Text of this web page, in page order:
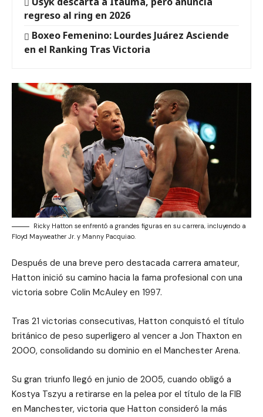
regreso al ring en 2026
Boxeo Femenino: Lourdes Juárez Asciende
en el Ranking Tras Victoria
Ricky Hatton se enfrentó a grandes figuras en su carrera, incluyendo a
Floyd Mayweather Jr. y Manny Pacquiao.
Después de una breve pero destacada carrera amateur,
Hatton inició su camino hacia la fama profesional con una
victoria sobre Colin McAuley en 1997.
Tras 21 victorias consecutivas, Hatton conquistó el título
británico de peso superligero al vencer a Jon Thaxton en
2000, consolidando su dominio en el Manchester Arena.
Su gran triunfo llegó en junio de 2005, cuando obligó a
Kostya Tszyu a retirarse en la pelea por el título de la FIB
en Manchester, victoria que Hatton consideró la más